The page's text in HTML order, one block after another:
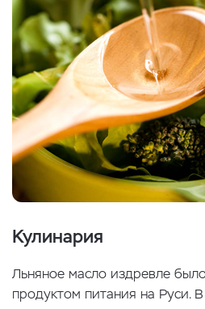
Кулинария
Льняное масло издревле
продуктом питания на Руси.